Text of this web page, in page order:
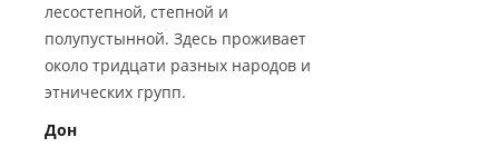
лесостепной, степной и
полупустынной. Здесь проживает
около тридцати разных народов и
этнических групп.
Дон